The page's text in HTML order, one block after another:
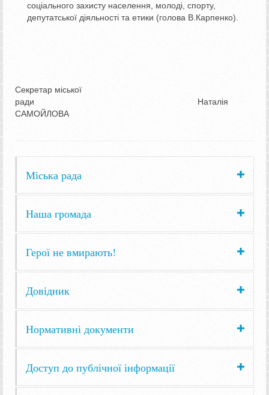
соціального захисту населення, молоді, спорту,
депутатської діяльності та етики (голова В.Карпенко).
Секретар міської
ради Наталія
САМОЙЛОВА
Міська рада
Наша громада
Герої не вмирають!
Довідник
Нормативні документи
Доступ до публічної інформації